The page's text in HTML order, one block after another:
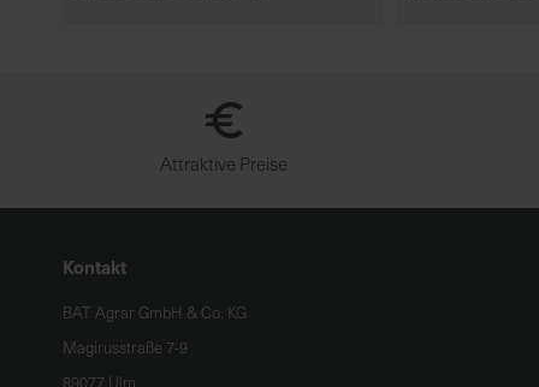
Attraktive Preise
Kontakt
BAT Agrar GmbH & Co. KG
Magirusstraße 7-9
89077 Ulm